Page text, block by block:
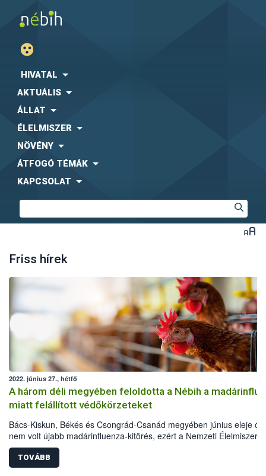
HIVATAL
AKTUÁLIS
ÁLLAT
ÉLELMISZER
NÖVÉNY
ÁTFOGÓ TÉMÁK
KAPCSOLAT
Friss hírek
2022. június 27., hétfő
A három déli megyében feloldotta a Nébih a
miatt felállított védőkörzeteket
Bács-Kiskun, Békés és Csongrád-Csanád megyében június eleje óta
nem volt újabb madárinfluenza-kitörés, ezért a Nemzeti
biztonsági Hivatal (Nébih) feloldotta az összes védőkörzetet. Bár a
járványügyi helyzet jelenleg kedvező, ez azonban nem jelenti azt,
járványvédelmi fegyelmen lazítani lehet.
TOVÁBB